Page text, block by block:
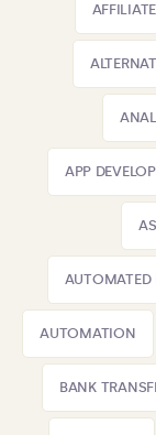
APP
AUTOMATION
BANK